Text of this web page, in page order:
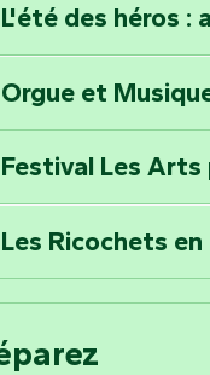
passeurs d'histoires
Partez en
Percez les
Voyagez dans le
L'été des héros :
Orgue et
Festival Les Arts
Les Ricochets